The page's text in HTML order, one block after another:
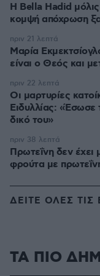
Η Bella Hadid μόλις
κομψή απόχρωση
Μαρία
είναι ο Θεός και
πριν 21 λεπτά
Οι μαρτυρίες
Ειδυλλίας: «Έσωσε
δικό του»
πριν 22 λεπτά
Πρωτεΐνη δεν
φρούτα με
πριν 38 λεπτά
ΔΕΙΤΕ ΟΛΕΣ ΤΙΣ
ΤΑ ΠΙΟ